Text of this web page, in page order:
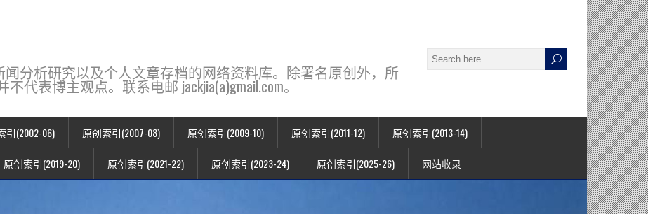
新闻分析研究以及个人文章存档的网络资料库。除署名原创外，所
代表博主观点。联系电邮 jackjia(a)gmail.com。
引(2002-06) 原创索引(2007-08) 原创索引(2009-10) 原创索引(2011-12) 原创索引(2013-14)
原创索引(2019-20) 原创索引(2021-22) 原创索引(2023-24) 原创索引(2025-26) 网站收录